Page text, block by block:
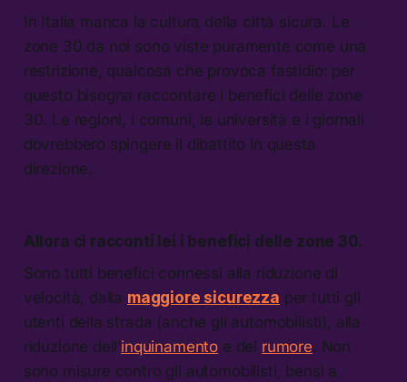
In Italia manca la cultura della città sicura. Le
zone 30 da noi sono viste puramente come una
restrizione, qualcosa che provoca fastidio: per
questo bisogna raccontare i benefici delle zone
30. Le regioni, i comuni, le università e i giornali
dovrebbero spingere il dibattito in questa
direzione.
Allora ci racconti lei i benefici delle zone 30.
Sono tutti benefici connessi alla riduzione di
velocità, dalla maggiore sicurezza per tutti gli
utenti della strada (anche gli automobilisti), alla
riduzione dell’inquinamento e del rumore. Non
sono misure contro gli automobilisti, bensì a